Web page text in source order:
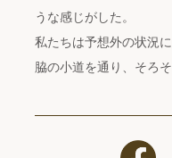
うな感じがした。
私たちは予想外の状況
脇の小道を通り、そろ